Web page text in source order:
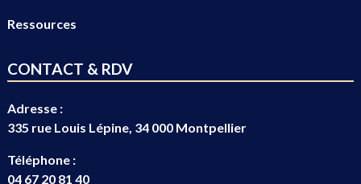
Ressources
CONTACT & RDV
Adresse :
335 rue Louis Lépine, 34 000 Montpellier
Téléphone :
04 67 20 81 40